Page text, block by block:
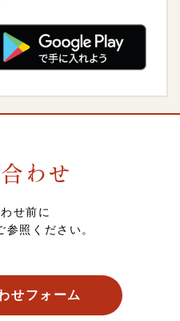
いて
フト）について
て
て
わせ
せ前に
参照ください。
せフォーム